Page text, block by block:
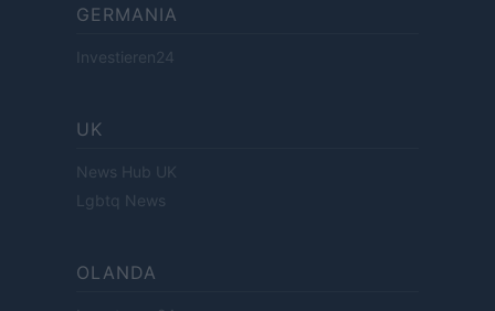
GERMANIA
Investieren24
UK
News Hub UK
Lgbtq News
OLANDA